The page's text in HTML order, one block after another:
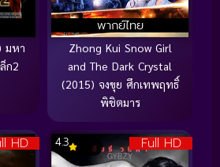
มหา
ก2
พากย์ไทย
Zhong Kui Snow Girl
and The Dark Crystal
(2015) จงขุย ศึกเทพฤทธิ์
พิชิตมาร
HD Full HD
4.3